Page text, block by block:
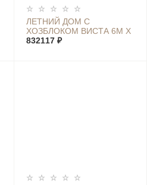
ЛЕТНИЙ ДОМ С
ХОЗБЛОКОМ ВИСТА 6М Х
7,4М
832117 ₽